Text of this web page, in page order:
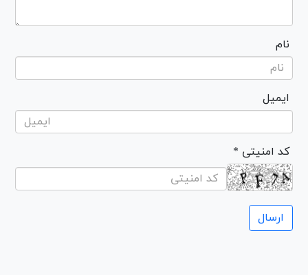
نام
ایمیل
* کد امنیتی